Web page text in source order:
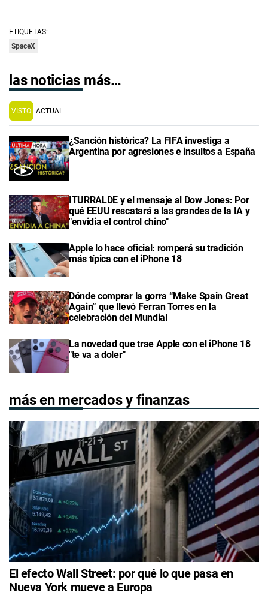
ETIQUETAS:
SpaceX
las noticias más…
VISTO ACTUAL
¿Sanción histórica? La FIFA investiga a
Argentina por agresiones e insultos a España
ITURRALDE y el mensaje al Dow Jones: Por
qué EEUU rescatará a las grandes de la IA y
"envidia el control chino"
Apple lo hace oficial: romperá su tradición
más típica con el iPhone 18
Dónde comprar la gorra “Make Spain Great
Again” que llevó Ferran Torres en la
celebración del Mundial
La novedad que trae Apple con el iPhone 18
"te va a doler"
más en mercados y finanzas
El efecto Wall Street: por qué lo que pasa en
Nueva York mueve a Europa